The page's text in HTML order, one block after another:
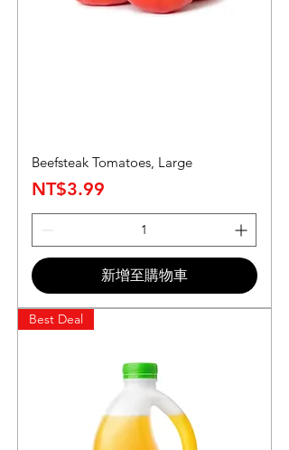
Beefsteak Tomatoes, Large
價格
NT$3.99
新增至購物車
Best Deal